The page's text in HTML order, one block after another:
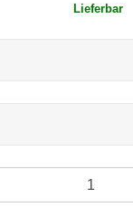
Lieferbar